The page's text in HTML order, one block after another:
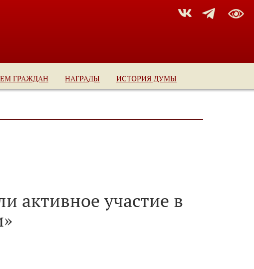
ГРАЖДАН НАГРАДЫ ИСТОРИЯ ДУМЫ
активное участие в